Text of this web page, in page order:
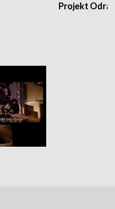
Projekt Odra